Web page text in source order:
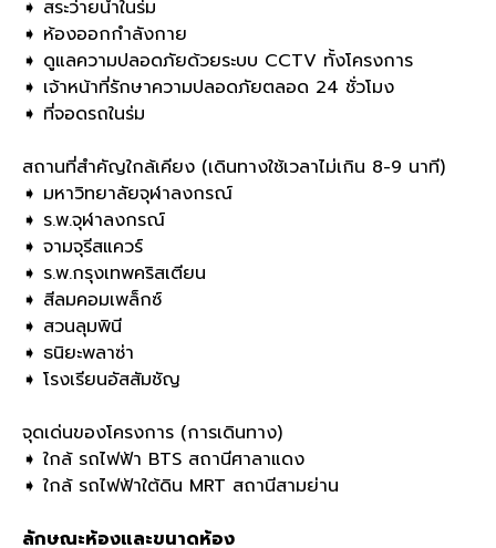
➧ สระว่ายน้ำในร่ม
➧ ห้องออกกำลังกาย
➧ ดูแลความปลอดภัยด้วยระบบ CCTV ทั้งโครงการ
➧ เจ้าหน้าที่รักษาความปลอดภัยตลอด 24 ชั่วโมง
➧ ที่จอดรถในร่ม
สถานที่สำคัญใกล้เคียง (เดินทางใช้เวลาไม่เกิน 8-9 นาที)
➧ มหาวิทยาลัยจุฬาลงกรณ์
➧ ร.พ.จุฬาลงกรณ์
➧ จามจุรีสแควร์
➧ ร.พ.กรุงเทพคริสเตียน
➧ สีลมคอมเพล็กซ์
➧ สวนลุมพินี
➧ ธนิยะพลาซ่า
➧ โรงเรียนอัสสัมชัญ
จุดเด่นของโครงการ (การเดินทาง)
➧ ใกล้ รถไฟฟ้า BTS สถานีศาลาแดง
➧ ใกล้ รถไฟฟ้าใต้ดิน MRT สถานีสามย่าน
ลักษณะห้องและขนาดห้อง